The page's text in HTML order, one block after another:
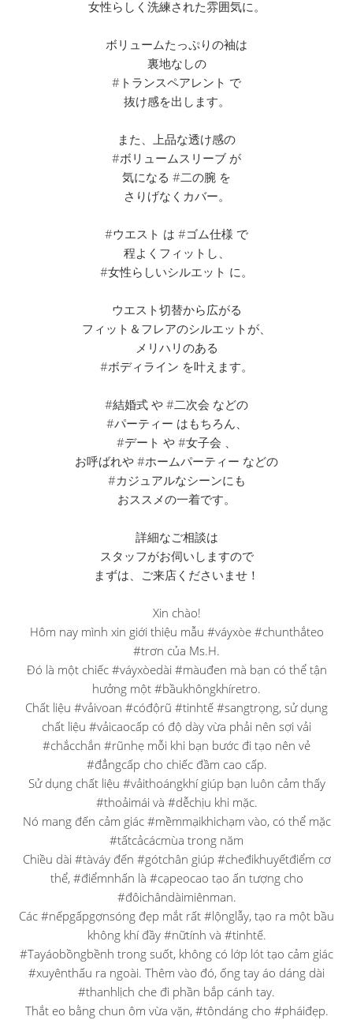
女性らしく洗練された雰囲気に。
ボリュームたっぷりの袖は
裏地なしの
#トランスペアレント で
抜け感を出します。
また、上品な透け感の
#ボリュームスリーブ が
気になる #二の腕 を
さりげなくカバー。
#ウエスト は #ゴム仕様 で
程よくフィットし、
#女性らしいシルエット に。
ウエスト切替から広がる
フィット＆フレアのシルエットが、
メリハリのある
#ボディライン を叶えます。
#結婚式 や #二次会 などの
#パーティー はもちろん、
#デート や #女子会 、
お呼ばれや #ホームパーティー などの
#カジュアルなシーンにも
おススメの一着です。
詳細なご相談は
スタッフがお伺いしますので
まずは、ご来店くださいませ！
Xin chào!
Hôm nay mình xin giới thiệu mẫu #váyxòe #chunthắteo
#trơn của Ms.H.
Đó là một chiếc #váyxòedài #màuđen mà bạn có thể tận
hưởng một #bầukhôngkhíretro.
Chất liệu #vảivoan #cóđộrũ #tinhtế #sangtrọng, sử dụng
chất liệu #vảicaocấp có độ dày vừa phải nên sợi vải
#chắcchắn #rũnhẹ mỗi khi bạn bước đi tạo nên vẻ
#đẳngcấp cho chiếc đầm cao cấp.
Sử dụng chất liệu #vảithoángkhí giúp bạn luôn cảm thấy
#thoảimái và #dễchịu khi mặc.
Nó mang đến cảm giác #mềmmạikhichạm vào, có thể mặc
#tấtcảcácmùa trong năm
Chiều dài #tàváy đến #gótchân giúp #cheđikhuyếtđiểm cơ
thể, #điểmnhấn là #cạpeocao tạo ấn tượng cho
#đôichândàimiênman.
Các #nếpgấpgợnsóng đẹp mắt rất #lộnglẫy, tạo ra một bầu
không khí đầy #nữtính và #tinhtế.
#Tayáobồngbềnh trong suốt, không có lớp lót tạo cảm giác
#xuyênthấu ra ngoài. Thêm vào đó, ống tay áo dáng dài
#thanhlịch che đi phần bắp cánh tay.
Thắt eo bằng chun ôm vừa vặn, #tôndáng cho #pháiđẹp.